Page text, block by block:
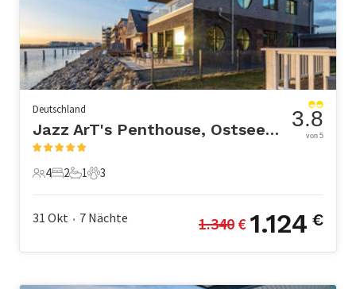
Deutschland
Jazz ArT's Penthouse, OstseeResort Olpenitz
4 Gäste
4
2 Schlafzimmer
2
1 Badezimmer
1
3 Haustiere
3
3.8
von 5
31 Okt • 7 Nächte 1.340 € 1.124 €